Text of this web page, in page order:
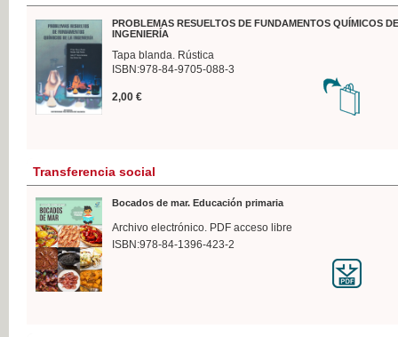
PROBLEMAS RESUELTOS DE FUNDAMENTOS QUÍMICOS
INGENIERÍA
Tapa blanda. Rústica
ISBN:978-84-9705-088-3
2,00 €
Transferencia social
Bocados de mar. Educación primaria
Archivo electrónico. PDF acceso libre
ISBN:978-84-1396-423-2